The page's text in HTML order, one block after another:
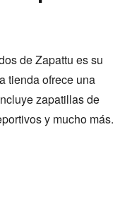
de Zapattu es su
tienda ofrece una
zapatillas de
y mucho más.